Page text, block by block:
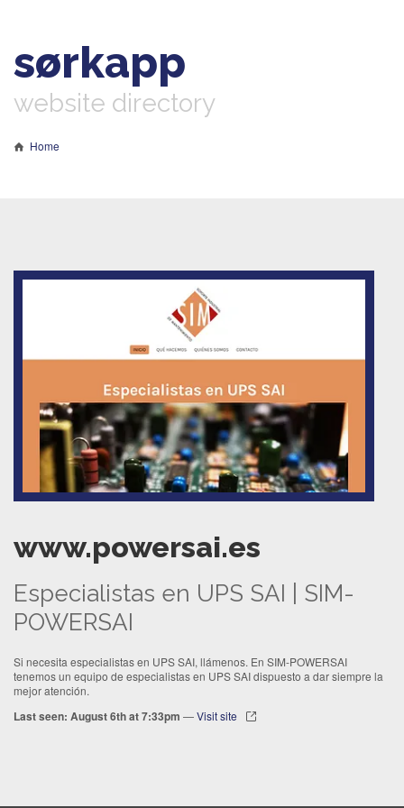
sørkapp
website directory
Home
www.powersai.es
Especialistas en UPS SAI | SIM-
POWERSAI
Si necesita especialistas en UPS SAI, llámenos. En SIM-POWERSAI
tenemos un equipo de especialistas en UPS SAI dispuesto a dar siempre la
mejor atención.
Last seen: August 6th at 7:33pm —Visit site